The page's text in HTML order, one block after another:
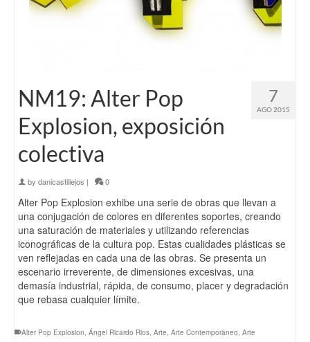
7
AGO 2015
NM19: Alter Pop
Explosion, exposición
colectiva
by danicastillejos | 0
Alter Pop Explosion exhibe una serie de obras que llevan a
una conjugación de colores en diferentes soportes, creando
una saturación de materiales y utilizando referencias
iconográficas de la cultura pop. Estas cualidades plásticas se
ven reflejadas en cada una de las obras. Se presenta un
escenario irreverente, de dimensiones excesivas, una
demasía industrial, rápida, de consumo, placer y degradación
que rebasa cualquier límite.
Alter Pop Explosion, Ángel Ricardo Rios, Arte, Arte Contemporáneo, Arte